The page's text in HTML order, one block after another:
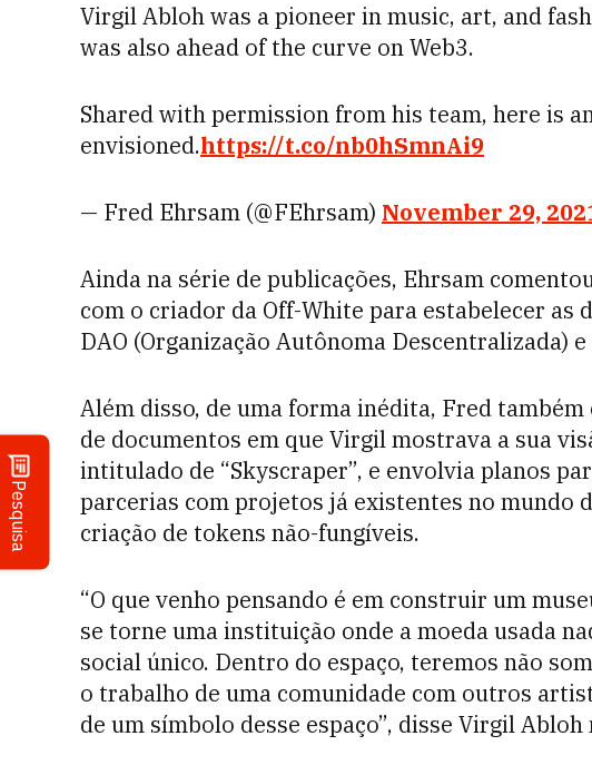
Pesquisa
Virgil Abloh was a pioneer in music, art, and
was also ahead of the curve on Web3.
Shared with permission from his team, here is
envisioned.https://t.co/nb0hSmnAi9
— Fred Ehrsam (@FEhrsam) November 29,
Ainda na série de publicações, Ehrsam
com o criador da Off-White para estabelecer as
DAO (Organização Autônoma Descentralizada)
Além disso, de uma forma inédita, Fred
de documentos em que Virgil mostrava a sua
intitulado de “Skyscraper”, e envolvia planos
parcerias com projetos já existentes no mundo
criação de tokens não-fungíveis.
“O que venho pensando é em construir um
se torne uma instituição onde a moeda usada
social único. Dentro do espaço, teremos não
o trabalho de uma comunidade com outros
de um símbolo desse espaço”, disse Virgil